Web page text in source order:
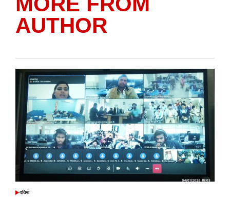
AUTHOR
POSTED
दतिया